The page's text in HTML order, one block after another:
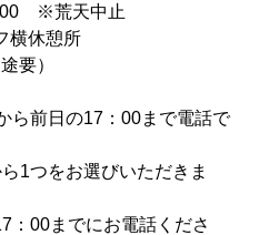
00 ※荒天中止
横休憩所
要）
ら前日の17：00まで電話で
1つをお選びいただきま
：00までにお電話くださ